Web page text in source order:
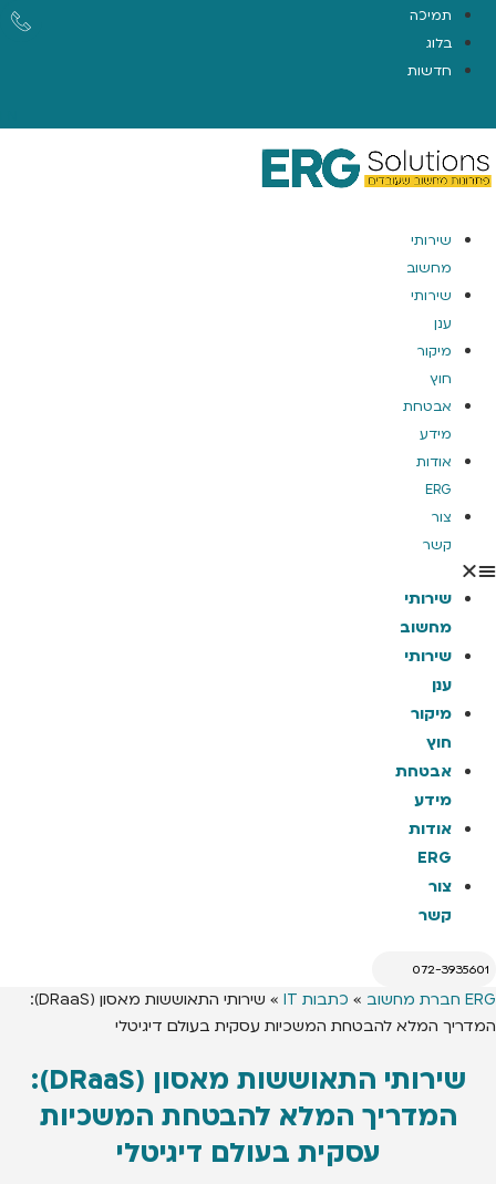
תמיכה
בלוג
חדשות
שירותי
מחשוב
שירותי
ענן
מיקור
חוץ
אבטחת
מידע
אודות
ERG
צור
קשר
שירותי
מחשוב
שירותי
ענן
מיקור
חוץ
אבטחת
מידע
אודות
ERG
צור
קשר
072-3935601
ERG חברת מחשוב » כתבות IT »
שירותי התאוששות מאסון (DRaaS):
המדריך המלא להבטחת המשכיות עסקית בעולם דיגיטלי
שירותי התאוששות מאסון (DRaaS):
המדריך המלא להבטחת המשכיות
עסקית בעולם דיגיטלי